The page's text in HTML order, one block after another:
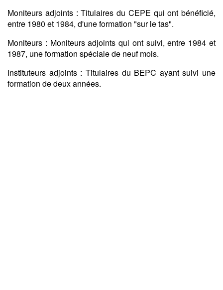
Moniteurs adjoints : Titulaires du CEPE qui ont bénéficié,
entre 1980 et 1984, d'une formation "sur le tas".
Moniteurs : Moniteurs adjoints qui ont suivi, entre 1984 et
1987, une formation spéciale de neuf mois.
Instituteurs adjoints : Titulaires du BEPC ayant suivi une
formation de deux années.